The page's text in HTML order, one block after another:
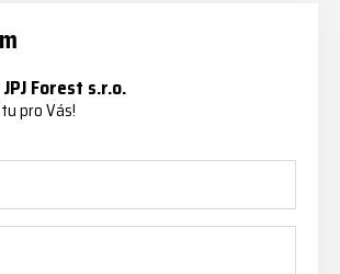
Forest s.r.o.
pro Vás!